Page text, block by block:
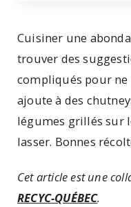
Cuisiner une
trouver des
compliqués pour ne
ajoute à des
légumes grillés sur
lasser. Bonnes
Cet article est une
RECYC-QUÉBEC.